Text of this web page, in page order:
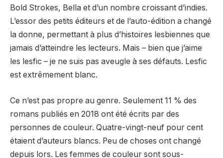
Bold Strokes, Bella et d’un nombre croissant d’indies.
L’essor des petits éditeurs et de l’auto-édition a changé
la donne, permettant à plus d’histoires lesbiennes que
jamais d’atteindre les lecteurs. Mais – bien que j’aime
les lesfic – je ne suis pas aveugle à ses défauts. Lesfic
est extrêmement blanc.
Ce n’est pas propre au genre. Seulement 11 % des
romans publiés en 2018 ont été écrits par des
personnes de couleur. Quatre-vingt-neuf pour cent
étaient d’auteurs blancs. Peu de choses ont changé
depuis lors. Les femmes de couleur sont sous-